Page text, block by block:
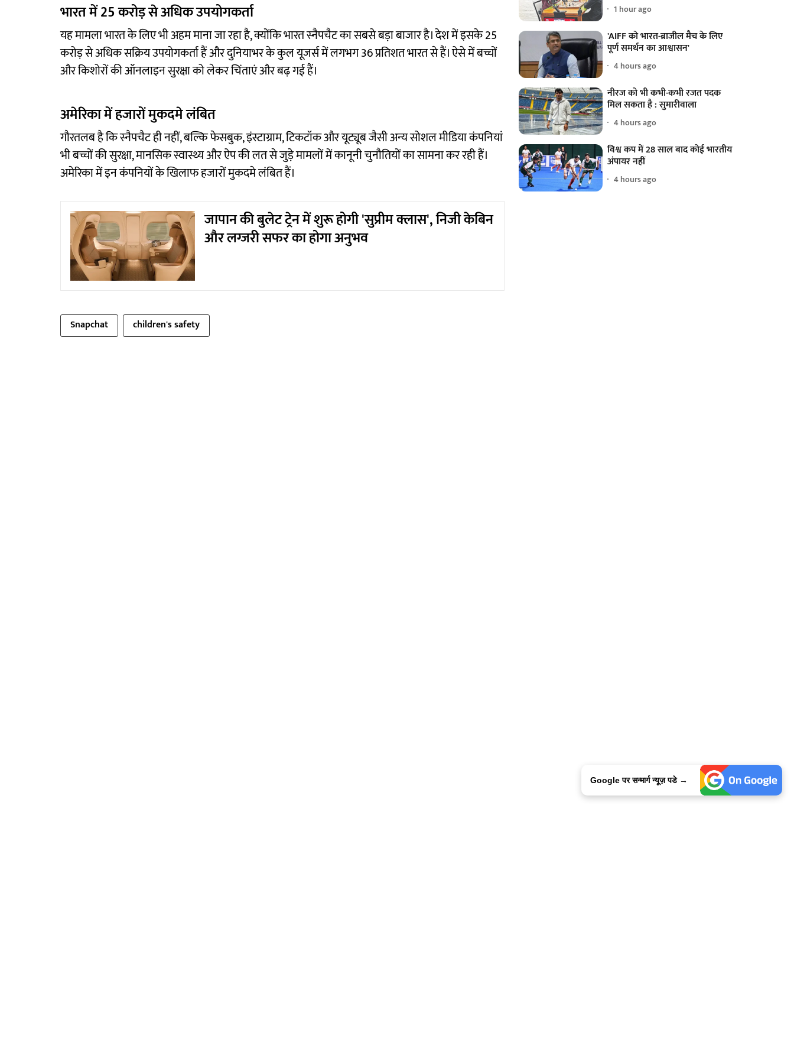
भारत में 25 करोड़ से अधिक उपयोगकर्ता
यह मामला भारत के लिए भी अहम माना जा रहा है, क्योंकि भारत स्नैपचैट का सबसे बड़ा बाजार है। देश में इसके 25
करोड़ से अधिक सक्रिय उपयोगकर्ता हैं और दुनियाभर के कुल यूजर्स में लगभग 36 प्रतिशत भारत से हैं। ऐसे में बच्चों
और किशोरों की ऑनलाइन सुरक्षा को लेकर चिंताएं और बढ़ गई हैं।
अमेरिका में हजारों मुकदमे लंबित
गौरतलब है कि स्नैपचैट ही नहीं, बल्कि फेसबुक, इंस्टाग्राम, टिकटॉक और यूट्यूब जैसी अन्य सोशल मीडिया कंपनियां
भी बच्चों की सुरक्षा, मानसिक स्वास्थ्य और ऐप की लत से जुड़े मामलों में कानूनी चुनौतियों का सामना कर रही हैं।
अमेरिका में इन कंपनियों के खिलाफ हजारों मुकदमे लंबित हैं।
जापान की बुलेट ट्रेन में शुरू होगी 'सुप्रीम क्लास', निजी केबिन
और लग्जरी सफर का होगा अनुभव
Snapchat children's safety
1 hour ago
'AIFF को भारत-ब्राजील मैच के लिए
पूर्ण समर्थन का आश्वासन'
4 hours ago
नीरज को भी कभी-कभी रजत पदक
मिल सकता है : सुमारीवाला
4 hours ago
विश्व कप में 28 साल बाद कोई भारतीय
अंपायर नहीं
4 hours ago
Google पर सन्मार्ग न्यूज़ पडे →